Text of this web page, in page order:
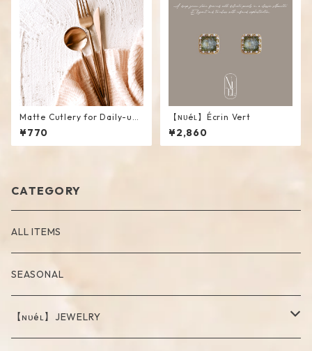
Matte Cutlery for Daily-use
#RoseGold
¥770
【ɴᴜéʟ】Écrin Vert
¥2,860
CATEGORY
ALL ITEMS
SEASONAL
【ɴᴜéʟ】JEWELRY